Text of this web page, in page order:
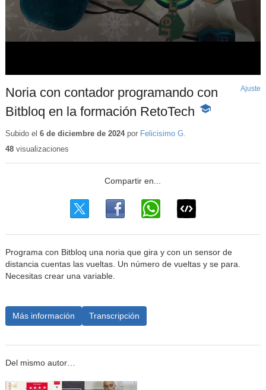
Noria con contador programando con
Bitbloq en la formación RetoTech
-
Ajuste
Subido el 6 de diciembre de 2024por Felicisimo G.
48visualizaciones
Programa con Bitbloq una noria que gira y con un sensor de
distancia cuentas las vueltas. Un número de vueltas y se para.
Necesitas crear una variable.
Más información Transcripción
Del mismo autor…